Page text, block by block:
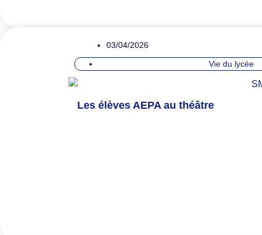
03/04/2026
Vie du lycée
Les élèves AEPA au théâtre